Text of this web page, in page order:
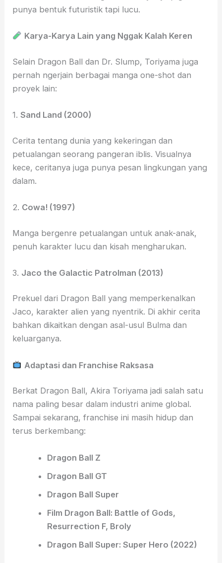
punya bentuk futuristik tapi lucu.
Karya-Karya Lain yang Nggak Kalah Keren
Selain Dragon Ball dan Dr. Slump, Toriyama juga
pernah ngerjain berbagai manga one-shot dan
proyek lain:
1.Sand Land (2000)
Cerita tentang dunia yang kekeringan dan
petualangan seorang pangeran iblis. Visualnya
kece, ceritanya juga punya pesan lingkungan yang
dalam.
2. Cowa! (1997)
Manga bergenre petualangan untuk anak-anak,
penuh karakter lucu dan kisah mengharukan.
3. Jaco the Galactic Patrolman (2013)
Prekuel dari Dragon Ball yang memperkenalkan
Jaco, karakter alien yang nyentrik. Di akhir cerita
bahkan dikaitkan dengan asal-usul Bulma dan
keluarganya.
Adaptasi dan Franchise Raksasa
Berkat Dragon Ball, Akira Toriyama jadi salah satu
nama paling besar dalam industri anime global.
Sampai sekarang, franchise ini masih hidup dan
terus berkembang:
Dragon Ball Z
Dragon Ball GT
Dragon Ball Super
Film Dragon Ball: Battle of Gods,
Resurrection F, Broly
Dragon Ball Super: Super Hero (2022)